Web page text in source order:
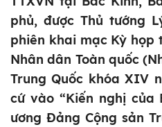
phủ, được Thủ tướng
phiên khai mạc Kỳ
Nhân dân Toàn quốc
Trung Quốc khóa XIV
cứ vào “Kiến nghị của
ương Đảng Cộng sản